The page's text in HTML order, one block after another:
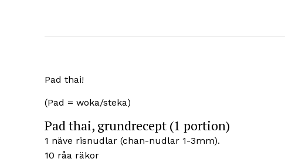
Pad thai!
(Pad = woka/steka)
Pad thai, grundrecept (1 portion)
1 näve risnudlar (chan-nudlar 1-3mm).
10 råa räkor